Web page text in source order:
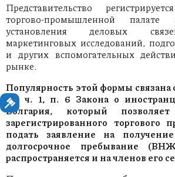
Представительство
торгово-промышленной
установления деловых
маркетинговых исследований,
и других вспомогательных
рынке.
Популярность этой формы
24, ч. 1, п. 6 Закона о
Болгария, который позволяет
зарегистрированного торгового
подать заявление на
долгосрочное пребывание
распространяется и на членов его